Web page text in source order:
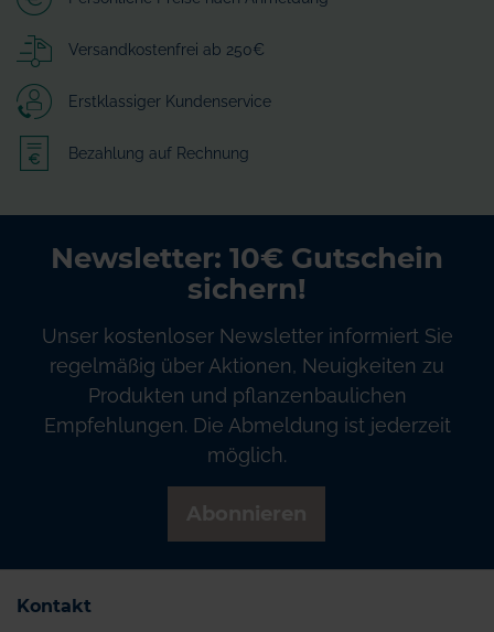
Versandkostenfrei ab 250€
Erstklassiger Kundenservice
Bezahlung auf Rechnung
Newsletter: 10€ Gutschein
sichern!
Unser kostenloser Newsletter informiert Sie
regelmäßig über Aktionen, Neuigkeiten zu
Produkten und pflanzenbaulichen
Empfehlungen. Die Abmeldung ist jederzeit
möglich.
Kontakt